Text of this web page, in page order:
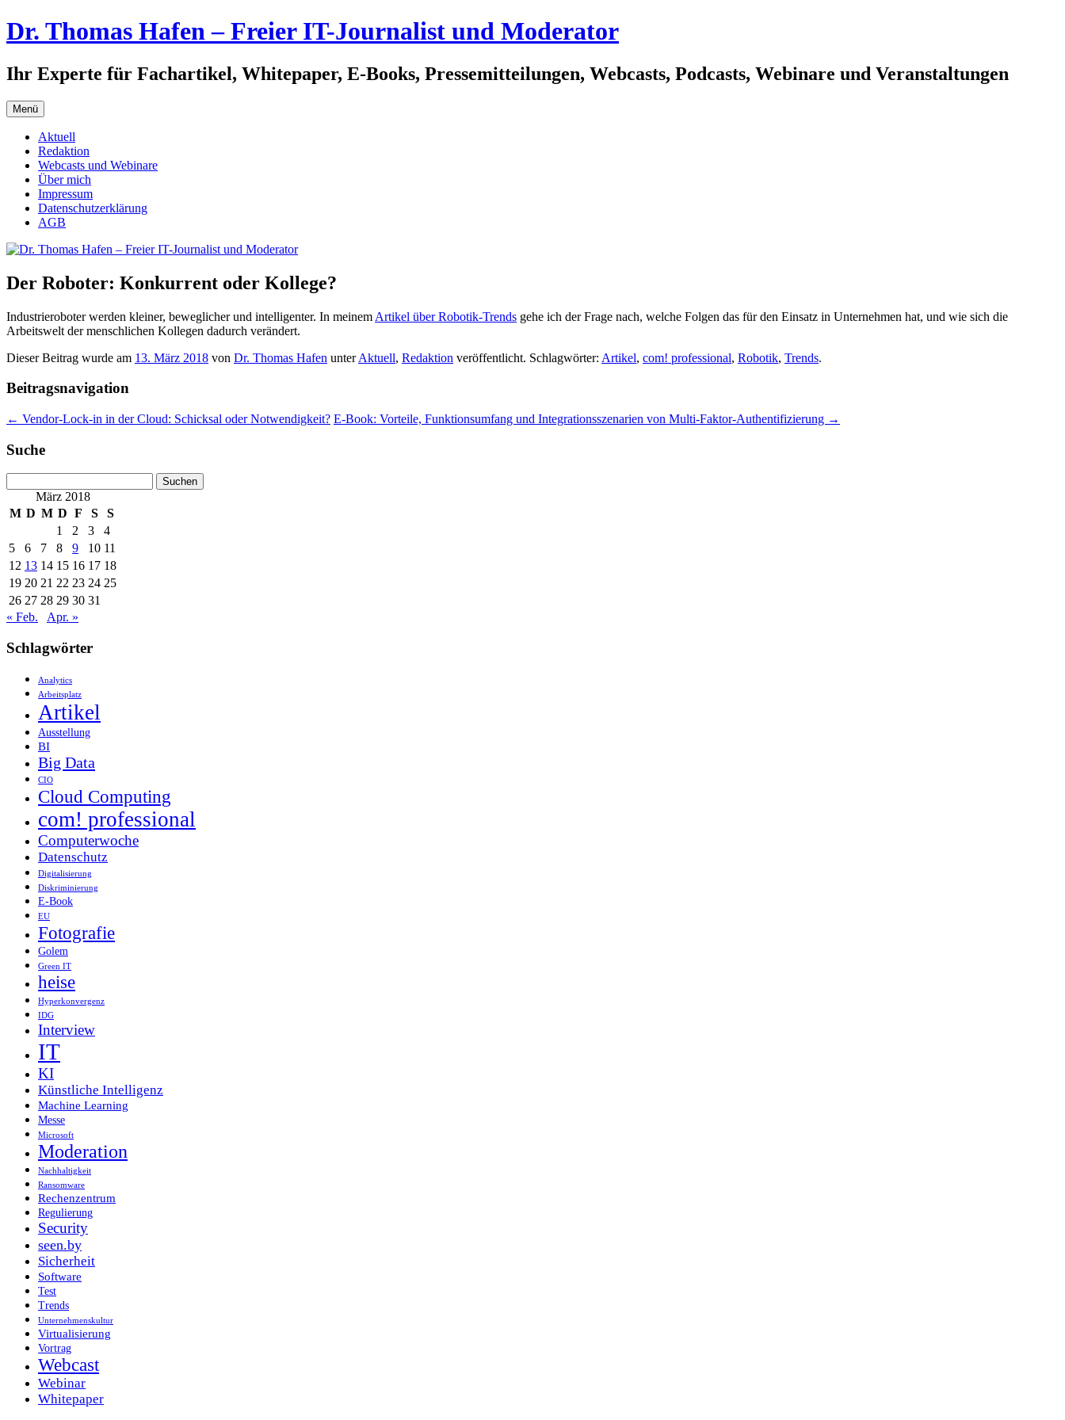
Zum
Inhalt
Dr. Thomas Hafen – Freier IT-Journalist und Moderator
Ihr Experte für Fachartikel, Whitepaper, E-Books, Pressemitteilungen, Webcasts, Podcasts, Webinare und Veranstaltungen
Menü
Aktuell
Redaktion
Webcasts und Webinare
Über mich
Impressum
Datenschutzerklärung
AGB
Der Roboter: Konkurrent oder Kollege?
Industrieroboter werden kleiner, beweglicher und intelligenter. In meinem Artikel über Robotik-Trends gehe ich der Frage nach, welche Folgen das für den Einsatz in Unternehmen hat, und wie sich die
Arbeitswelt der menschlichen Kollegen dadurch verändert.
Dieser Beitrag wurde am 13. März 2018 von Dr. Thomas Hafen unterAktuell, Redaktion veröffentlicht. Schlagwörter: Artikel, com! professional, Robotik, Trends.
Beitragsnavigation
← Vendor-Lock-in in der Cloud: Schicksal oder Notwendigkeit? E-Book: Vorteile, Funktionsumfang und Integrationsszenarien von Multi-Faktor-Authentifizierung →
Suche
nach: März 2018
M D M D F S
S
1
2 3
4
5
6 7 8 9 10 11
12 13 14 15 16 17 18
19 20 21 22 23 24 25
26 27 28 29 30 31
« Feb.
Apr. »
Schlagwörter
Analytics
Arbeitsplatz
Artikel
Ausstellung
BI
Big Data
CIO
Cloud Computing
com! professional
Computerwoche
Datenschutz
Digitalisierung
Diskriminierung
E-Book
EU
Fotografie
Golem
Green IT
heise
Hyperkonvergenz
IDG
Interview
IT
KI
Künstliche Intelligenz
Machine Learning
Messe
Microsoft
Moderation
Nachhaltigkeit
Ransomware
Rechenzentrum
Regulierung
Security
seen.by
Sicherheit
Software
Test
Trends
Unternehmenskultur
Virtualisierung
Vortrag
Webcast
Webinar
Whitepaper